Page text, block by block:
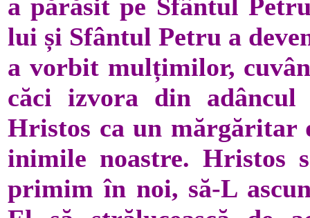
a părăsit pe Sfântul
lui și Sfântul Petru a
a vorbit mulțimilor,
căci izvora din
Hristos ca un mărgăritar
inimile noastre. Hristos
primim în noi, să-L